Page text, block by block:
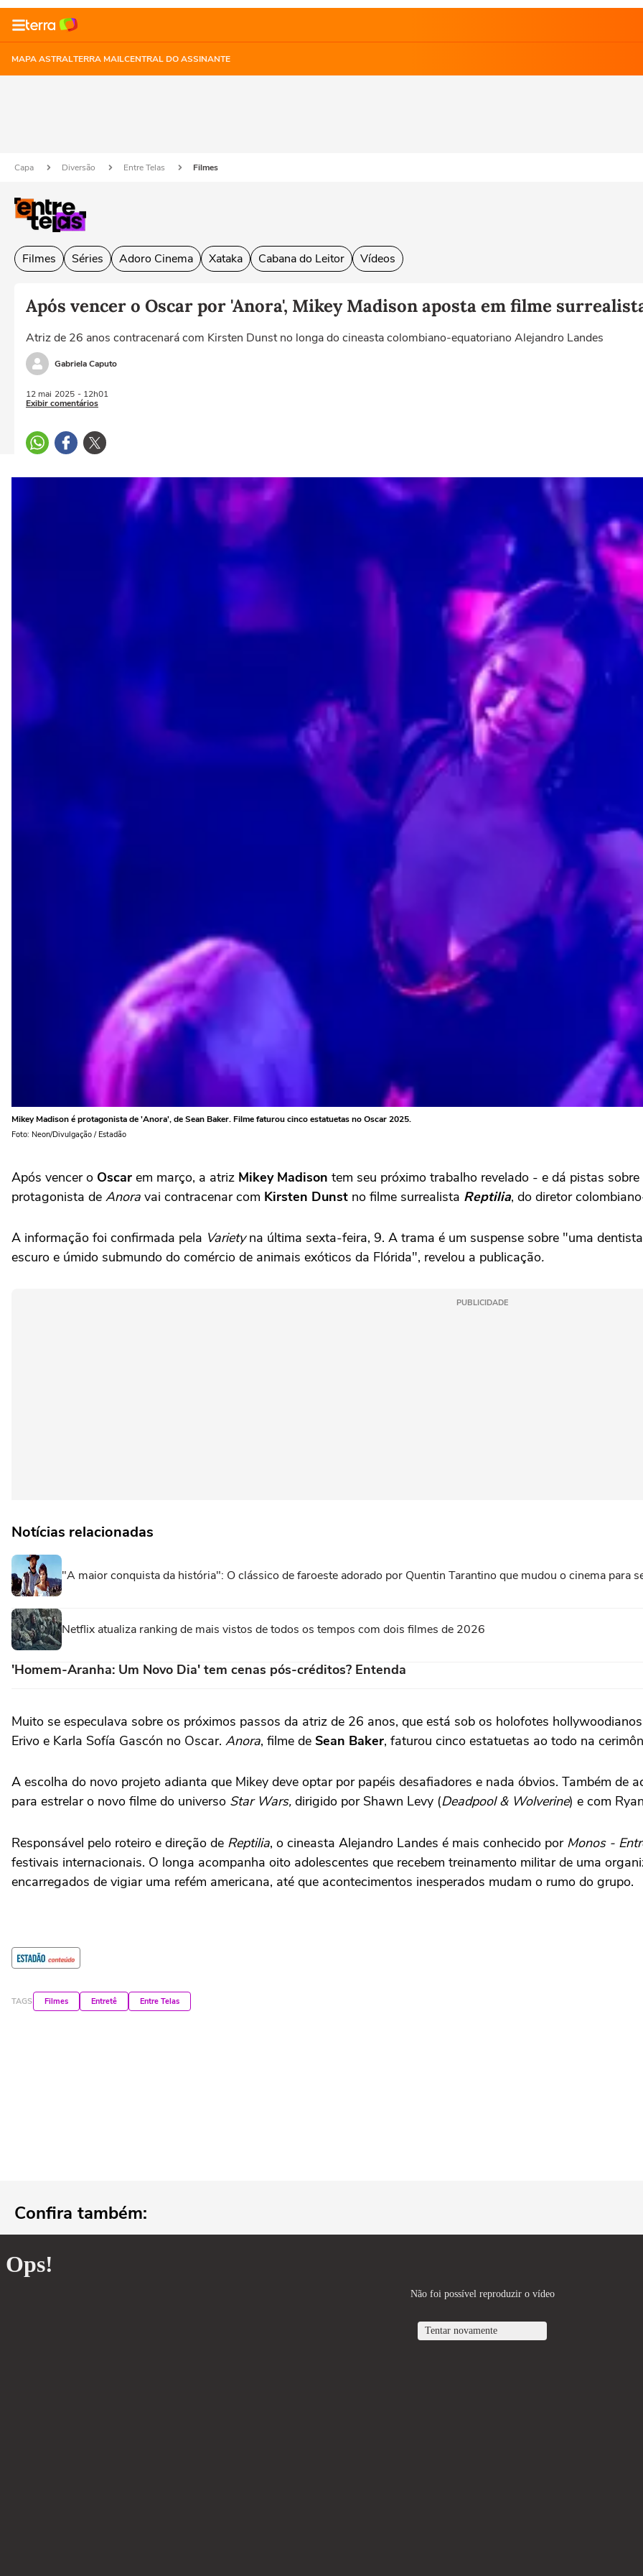
MAPA ASTRALTERRA MAILCENTRAL DO ASSINANTE
Capa Diversão Entre Telas Filmes
Filmes Séries Adoro Cinema Xataka Cabana do Leitor Vídeos
Após vencer o Oscar por 'Anora', Mikey Madison aposta em filme
Atriz de 26 anos contracenará com Kirsten Dunst no longa do cineasta colombiano-equatoriano Alejandro Landes
Gabriela Caputo
12 mai 2025 - 12h01
Exibir comentários
Mikey Madison é protagonista de 'Anora', de Sean Baker. Filme faturou cinco estatuetas no Oscar 2025.
Foto: Neon/Divulgação / Estadão
Após vencer o Oscar em março, a atriz Mikey Madison tem seu próximo trabalho revelado - e dá pistas
protagonista de Anora vai contracenar com Kirsten Dunst no filme surrealista Reptilia, do diretor
A informação foi confirmada pela Varietyna última sexta-feira, 9. A trama é um suspense sobre "uma
escuro e úmido submundo do comércio de animais exóticos da Flórida", revelou a publicação.
PUBLICIDADE
Notícias relacionadas
"A maior conquista da história": O clássico de faroeste adorado por Quentin Tarantino que mudou o cinema para
Netflix atualiza ranking de mais vistos de todos os tempos com dois filmes de 2026
'Homem-Aranha: Um Novo Dia' tem cenas pós-créditos? Entenda
Muito se especulava sobre os próximos passos da atriz de 26 anos, que está sob os holofotes
Erivo e Karla Sofía Gascón no Oscar. Anora, filme de Sean Baker, faturou cinco estatuetas ao todo na
A escolha do novo projeto adianta que Mikey deve optar por papéis desafiadores e nada óbvios. Também de
para estrelar o novo filme do universo Star Wars, dirigido por Shawn Levy (Deadpool & Wolverine) e com
Responsável pelo roteiro e direção de Reptilia, o cineasta Alejandro Landes é mais conhecido por Monos -
festivais internacionais. O longa acompanha oito adolescentes que recebem treinamento militar de uma
encarregados de vigiar uma refém americana, até que acontecimentos inesperados mudam o rumo do grupo.
TAGS Filmes Entretê Entre Telas
Confira também: